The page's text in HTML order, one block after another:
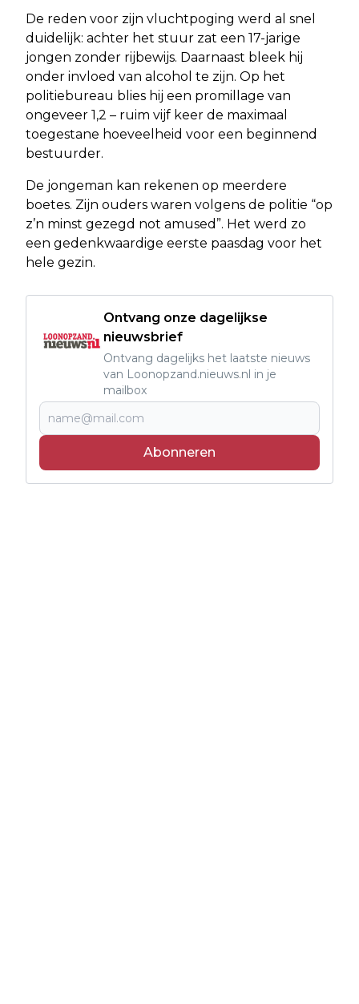
De reden voor zijn vluchtpoging werd al snel
duidelijk: achter het stuur zat een 17-jarige
jongen zonder rijbewijs. Daarnaast bleek hij
onder invloed van alcohol te zijn. Op het
politiebureau blies hij een promillage van
ongeveer 1,2 – ruim vijf keer de maximaal
toegestane hoeveelheid voor een beginnend
bestuurder.
De jongeman kan rekenen op meerdere
boetes. Zijn ouders waren volgens de politie “op
z’n minst gezegd not amused”. Het werd zo
een gedenkwaardige eerste paasdag voor het
hele gezin.
Ontvang onze dagelijkse
nieuwsbrief
Ontvang dagelijks het laatste nieuws
van Loonopzand.nieuws.nl in je
mailbox
Abonneren